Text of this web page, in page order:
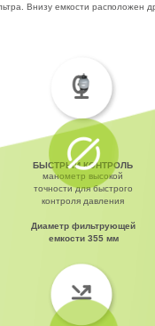
БЫСТРЫЙ КОНТРОЛЬ
манометр высокой
точности для быстрого
контроля давления
Внизу емкости расположен
Диаметр фильтрующей
емкости 355 мм